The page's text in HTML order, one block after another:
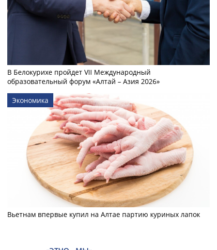
В Белокурихе пройдет VII Международный
образовательный форум «Алтай – Азия 2026»
Экономика
Вьетнам впервые купил на Алтае партию куриных лапок